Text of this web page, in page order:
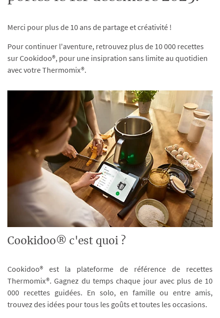
Merci pour plus de 10 ans de partage et créativité !
Pour continuer l'aventure, retrouvez plus de 10 000 recettes
sur Cookidoo®, pour une insipration sans limite au quotidien
avec votre Thermomix®.
Cookidoo® c'est quoi ?
Cookidoo® est la plateforme de référence de recettes
Thermomix®. Gagnez du temps chaque jour avec plus de 10
000 recettes guidées. En solo, en famille ou entre amis,
trouvez des idées pour tous les goûts et toutes les occasions.